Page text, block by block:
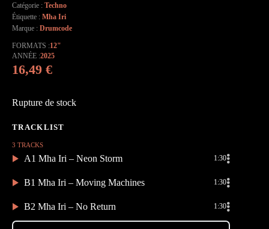
Catégorie : Techno
Étiquette : Mha Iri
Marque : Drumcode
FORMATS 12"
ANNÉE 2025
16,49 €
Rupture de stock
3 TRACKS
A1 Mha Iri – Neon Storm 1:30
B1 Mha Iri – Moving Machines 1:30
B2 Mha Iri – No Return 1:30